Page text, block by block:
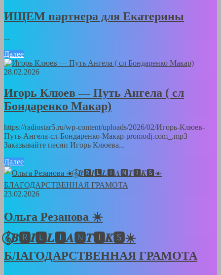
ИЩЕМ партнера для Екатерины
...
Далее
28.02.2026
Игорь Клюев — Путь Ангела ( сл
Бондаренко Макар)
https://radiostar5.ru/wp-content/uploads/2026/02/Игорь-Клюев-
Путь-Ангела-сл-Бондаренко-Макар-promodj.com_.mp3
Заказывайте песни Игорь Клюева...
Далее
23.02.2026
Ольга Резанова ☀️
𝄞⃝𝑩🆁𝑰🅻𝑳🅸𝑨🅽𝑻🅸𝑲🆂☀️
БЛАГОДАРСТВЕННАЯ ГРАМОТА